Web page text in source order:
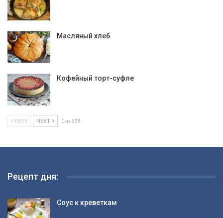
Масляный хлеб
Кофейный торт-суфле
PREV NEXT 1 из 579
Рецепт дня:
Соус к креветкам